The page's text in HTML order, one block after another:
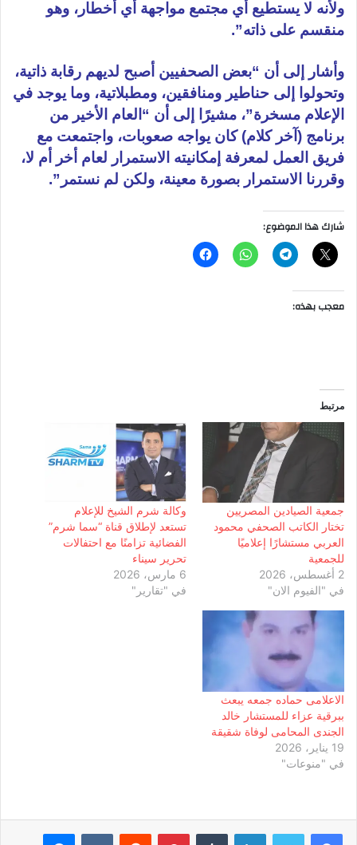
ولأنه لا يستطيع أي مجتمع مواجهة أي أخطار، وهو
منقسم على ذاته”.
وأشار إلى أن “بعض الصحفيين أصبح لديهم رقابة ذاتية،
وتحولوا إلى حناطير ومنافقين، ومطبلاتية، وما يوجد في
الإعلام مسخرة”، مشيرًا إلى أن “العام الأخير من
برنامج ( آخر كلام) كان يواجه صعوبات، واجتمعت مع
فريق العمل لمعرفة إمكانيته الاستمرار لعام أخر أم لا،
وقررنا الاستمرار بصورة معينة، ولكن لم نستمر”.
شارك هذا الموضوع:
معجب بهذه:
مرتبط
جمعية الصيادين المصريين
تختار الكاتب الصحفي محمود
العربي مستشارًا إعلاميًا
للجمعية
2 أغسطس، 2026
في "الفيوم الان"
وكالة شرم الشيخ للإعلام
تستعد لإطلاق قناة “سما شرم”
الفضائية تزامنًا مع احتفالات
تحرير سيناء
6 مارس، 2026
في "تقارير"
الاعلامى حماده جمعه يبعث
ببرقية عزاء للمستشار خالد
الجندى المحامى لوفاة شقيقة
19 يناير، 2026
في "منوعات"
لينكدإن بينتيريست ماسنجر